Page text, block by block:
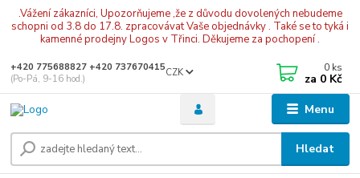
.Vážení zákazníci, Upozorňujeme ,že z důvodu dovolených nebudeme
schopni od 3.8 do 17.8. zpracovávat Vaše objednávky . Také se to tyká i
kamenné prodejny Logos v Třinci. Děkujeme za pochopení .
Menu
CZK
Hledat
+420 775688827 +420 737670415
(Po-Pá, 9-16 hod.)
0 ks
za 0 Kč